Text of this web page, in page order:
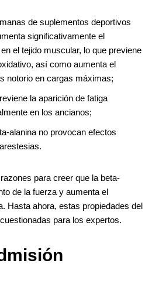
de suplementos deportivos
significativamente el
el tejido muscular, lo que previene
así como aumenta el
notorio en cargas máximas;
la aparición de fatiga
en los ancianos;
alanina no provocan efectos
para creer que la beta-
de la fuerza y ​​aumenta el
Hasta ahora, estas propiedades del
para los expertos.